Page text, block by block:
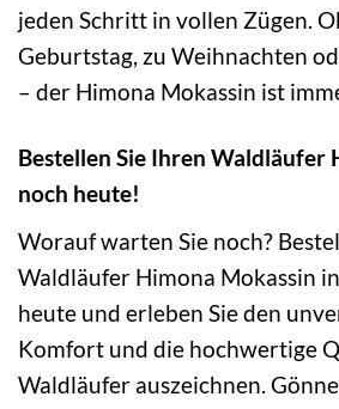
jeden Schritt in vollen Zügen.
Geburtstag, zu Weihnachten
– der Himona Mokassin ist
Bestellen Sie Ihren Waldläufer
noch heute!
Worauf warten Sie noch?
Waldläufer Himona Mokassin
heute und erleben Sie den
Komfort und die hochwertige
Waldläufer auszeichnen.